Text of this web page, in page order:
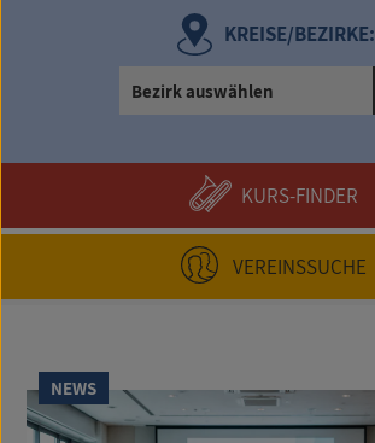
KREISE/BEZIRKE:
Bezirk auswählen
KURS-FINDER
VEREINSSUCHE
NEWS